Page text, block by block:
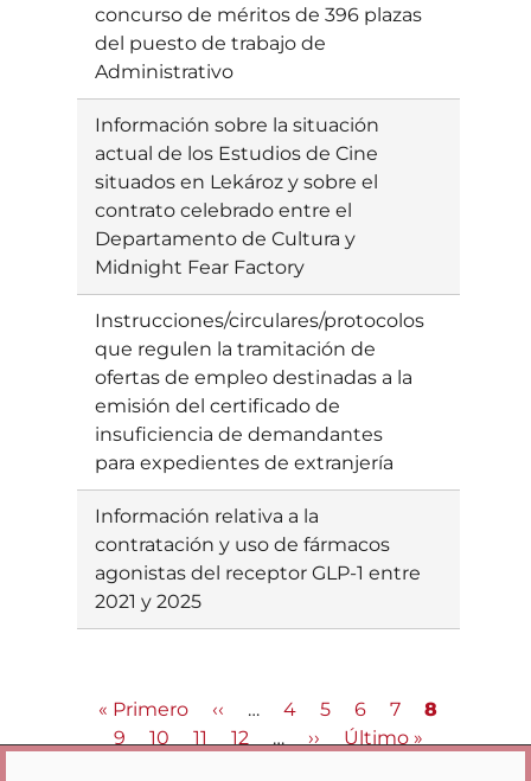
concurso de méritos de 396 plazas
del puesto de trabajo de
Administrativo
Información sobre la situación
actual de los Estudios de Cine
situados en Lekároz y sobre el
contrato celebrado entre el
Departamento de Cultura y
Midnight Fear Factory
Instrucciones/circulares/protocolos
que regulen la tramitación de
ofertas de empleo destinadas a la
emisión del certificado de
insuficiencia de demandantes
para expedientes de extranjería
Información relativa a la
contratación y uso de fármacos
agonistas del receptor GLP-1 entre
2021 y 2025
Pagination
First
page
« Primero
Previous
page
‹‹ … Orria
4 Orria
5 Orria
6 Orria
7
Uneko
8
Orria
9 Orria
10 Orria
11 Orria
12 …
Next
››
Last
Último »
Pribatutasun-aukerak